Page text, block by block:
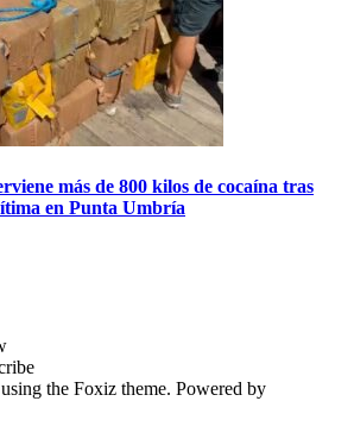
más de 800 kilos de cocaína tras
en Punta Umbría
the Foxiz theme. Powered by